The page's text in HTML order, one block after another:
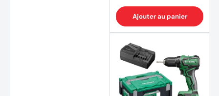
(8
Ajouter au panier